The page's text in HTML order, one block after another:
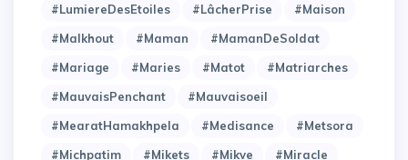
#LumiereDesEtoiles
#LâcherPrise
#Maison
#Malkhout
#Maman
#MamanDeSoldat
#Mariage
#Maries #Matot
#Matriarches
#MauvaisPenchant
#Mauvaisoeil
#MearatHamakhpela
#Medisance
#Metsora
#Michpatim
#Mikets #Mikve #Miracle